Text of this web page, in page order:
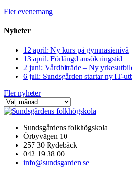
Fler evenemang
Nyheter
12 april: Ny kurs på gymnasienivå
13 april: Förlängd ansökningstid
2 juni: Vårdbiträde – Ny
6 juli: Sundsgården startar ny IT-
Fler nyheter
Sundsgårdens folkhögskola
Örbyvägen 10
257 30 Rydebäck
042-19 38 00
info@sundsgarden.se